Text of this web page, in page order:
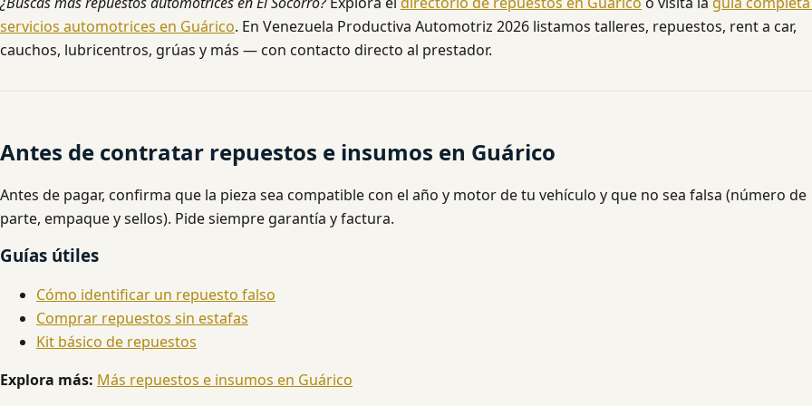
servicios automotrices en Guárico. En Venezuela Productiva Automotriz 2026 listamos talleres, repuestos, rent a car,
cauchos, lubricentros, grúas y más — con contacto directo al prestador.
Antes de contratar repuestos e insumos en Guárico
Antes de pagar, confirma que la pieza sea compatible con el año y motor de tu vehículo y que no sea falsa (número de
parte, empaque y sellos). Pide siempre garantía y factura.
Guías útiles
Cómo identificar un repuesto falso
Comprar repuestos sin estafas
Kit básico de repuestos
Explora más: Más repuestos e insumos en Guárico